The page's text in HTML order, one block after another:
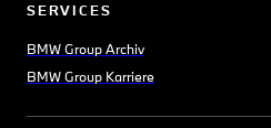
SERVICES
BMW Group Archiv
BMW Group Karriere